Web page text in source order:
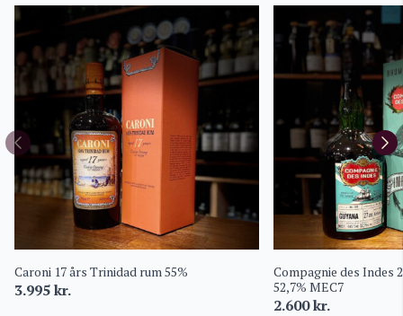
Caroni 17 års Trinidad rum 55%
3.995kr.
Compagnie des Indes
52,7% MEC7
2.600kr.